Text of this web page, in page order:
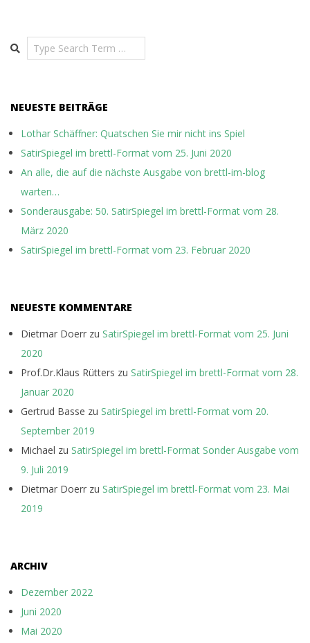
Search
NEUESTE BEITRÄGE
Lothar Schäffner: Quatschen Sie mir nicht ins Spiel
SatirSpiegel im brettl-Format vom 25. Juni 2020
An alle, die auf die nächste Ausgabe von brettl-im-blog
warten…
Sonderausgabe: 50. SatirSpiegel im brettl-Format vom 28.
März 2020
SatirSpiegel im brettl-Format vom 23. Februar 2020
NEUESTE KOMMENTARE
Dietmar Doerr zu SatirSpiegel im brettl-Format vom 25. Juni
2020
Prof.Dr.Klaus Rütters zu SatirSpiegel im brettl-Format vom 28.
Januar 2020
Gertrud Basse zu SatirSpiegel im brettl-Format vom 20.
September 2019
Michael zu SatirSpiegel im brettl-Format Sonder Ausgabe vom
9. Juli 2019
Dietmar Doerr zu SatirSpiegel im brettl-Format vom 23. Mai
2019
ARCHIV
Dezember 2022
Juni 2020
Mai 2020